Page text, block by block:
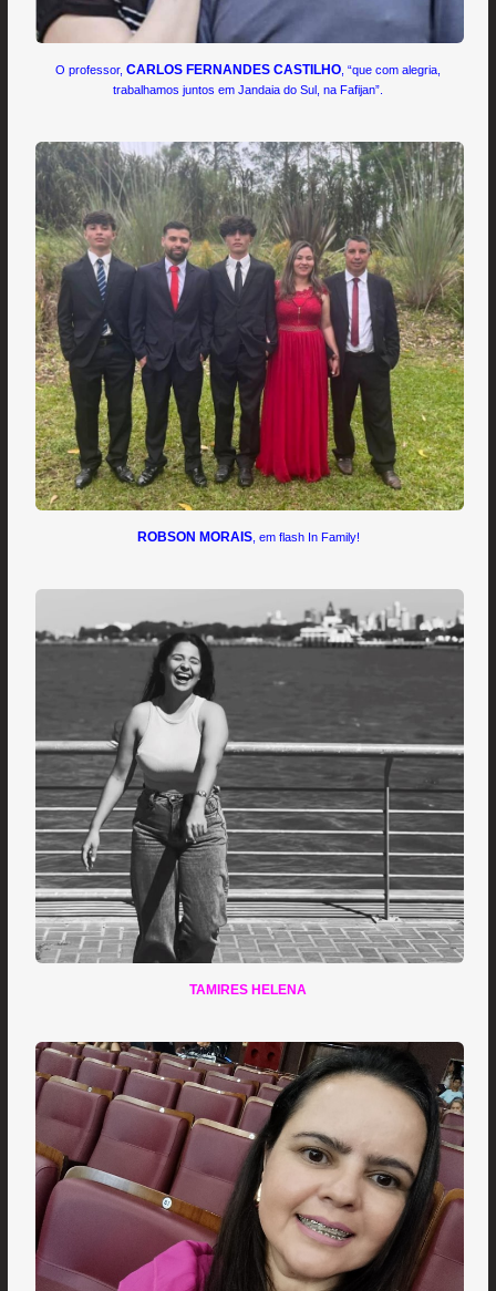
O professor, CARLOS FERNANDES CASTILHO , “que com alegria,
trabalhamos juntos em Jandaia do Sul, na Fafijan”.
ROBSON MORAIS, em flash In Family!
TAMIRES HELENA